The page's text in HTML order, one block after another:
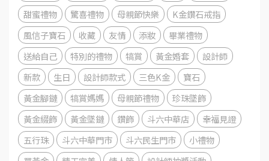
甜蜜禮物
驚喜禮物 母親節快樂
K金鑽石戒指
風信子寶石
收藏 友情 添妝
畢業禮物
送給自己
特別的禮物 犒賞 黃金婚套
設計師
新款
生日 設計師款式 三色K金
寶石
黃金腳鏈
犒賞媽媽 母親節禮物
珍珠墜飾
黃金綴飾
黃金墜鏈 鑽飾 斗六中華店
幸福見證
五行珠
斗六中華門市 斗六民生門市
小禮物